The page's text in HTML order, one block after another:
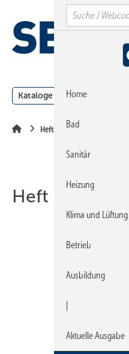
Hauptinhalt
Hauptmenü
SiteSearch
Kataloge Meldungen
Heftarchiv
Heft 07-2006
Search
Home
Bad
Sanitär
Heizung
Klima und Lüftung
Betrieb
Ausbildung
Aktuelle Ausgabe